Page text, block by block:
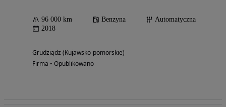
96 000 km Benzyna
Automatyczna
2018
Grudziądz (Kujawsko-pomorskie)
Firma • Opublikowano